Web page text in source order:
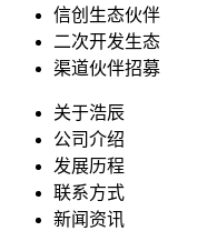
信创生态伙伴
二次开发生态
渠道伙伴招募
关于浩辰
公司介绍
发展历程
联系方式
新闻资讯